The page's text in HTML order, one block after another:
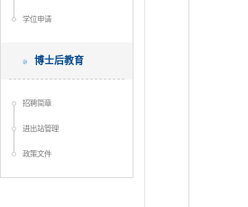
学位申请
博士后教育
招聘简章
进出站管理
政策文件